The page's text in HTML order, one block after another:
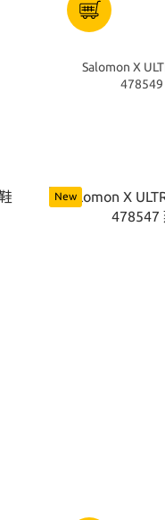
Salomon X
New